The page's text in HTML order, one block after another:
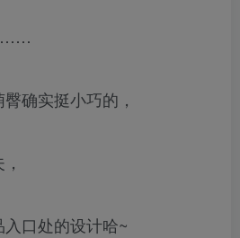
……
确实挺小巧的，
口处的设计哈~